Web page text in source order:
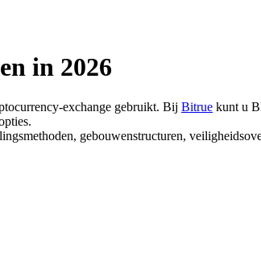
in 2026
exchange gebruikt. Bij Bitrue kunt u
gebouwenstructuren,